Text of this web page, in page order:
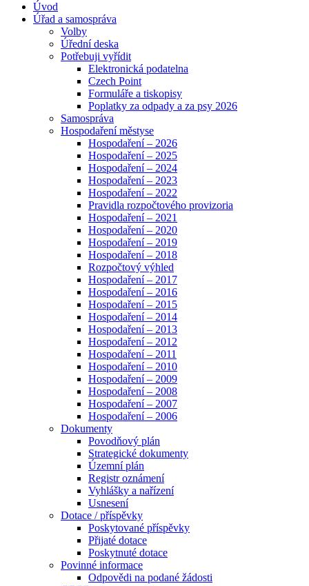
Úvod
Úřad a samospráva
Volby
Úřední deska
Potřebuji vyřídit
Elektronická podatelna
Czech Point
Formuláře a tiskopisy
Poplatky za odpady a za psy 2026
Samospráva
Hospodaření městyse
Hospodaření – 2026
Hospodaření – 2025
Hospodaření – 2024
Hospodaření – 2023
Hospodaření – 2022
Pravidla rozpočtového provizoria
Hospodaření – 2021
Hospodaření – 2020
Hospodaření – 2019
Hospodaření – 2018
Rozpočtový výhled
Hospodaření – 2017
Hospodaření – 2016
Hospodaření – 2015
Hospodaření – 2014
Hospodaření – 2013
Hospodaření – 2012
Hospodaření – 2011
Hospodaření – 2010
Hospodaření – 2009
Hospodaření – 2008
Hospodaření – 2007
Hospodaření – 2006
Dokumenty
Povodňový plán
Strategické dokumenty
Územní plán
Registr oznámení
Vyhlášky a nařízení
Usnesení
Dotace / příspěvky
Poskytované příspěvky
Přijaté dotace
Poskytnuté dotace
Povinné informace
Odpovědi na podané žádosti